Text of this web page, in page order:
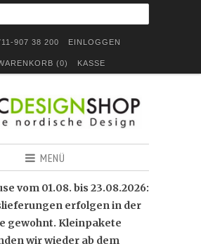
907 38 200 EINLOGGEN
(0) KASSE
MENÜ
vom 01.08. bis 23.08.2026:
erfolgen in der
gewohnt. Kleinpakete
wir wieder ab dem